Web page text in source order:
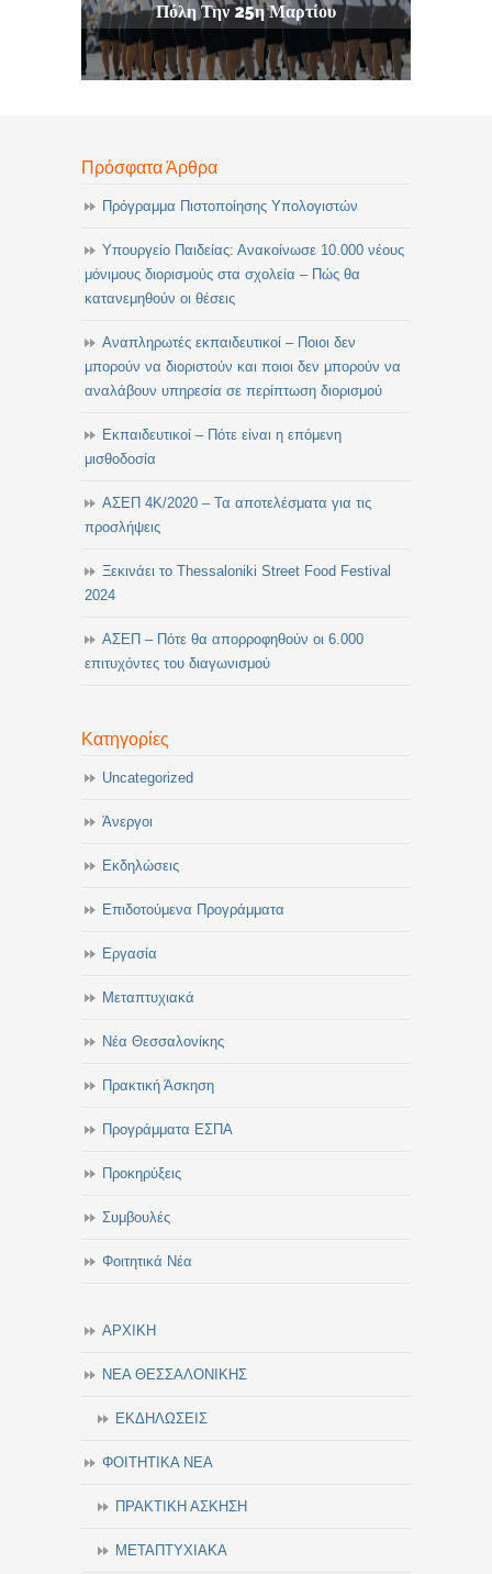
Πόλη Την 25η Μαρτίου
Πρόσφατα Άρθρα
Πρόγραμμα Πιστοποίησης Υπολογιστών
Υπουργείο Παιδείας: Ανακοίνωσε 10.000 νέους
μόνιμους διορισμούς στα σχολεία – Πώς θα
κατανεμηθούν οι θέσεις
Αναπληρωτές εκπαιδευτικοί – Ποιοι δεν
μπορούν να διοριστούν και ποιοι δεν μπορούν να
αναλάβουν υπηρεσία σε περίπτωση διορισμού
Εκπαιδευτικοί – Πότε είναι η επόμενη
μισθοδοσία
ΑΣΕΠ 4Κ/2020 – Τα αποτελέσματα για τις
προσλήψεις
Ξεκινάει το Thessaloniki Street Food Festival
2024
ΑΣΕΠ – Πότε θα απορροφηθούν οι 6.000
επιτυχόντες του διαγωνισμού
Κατηγορίες
Uncategorized
Άνεργοι
Εκδηλώσεις
Επιδοτούμενα Προγράμματα
Εργασία
Μεταπτυχιακά
Νέα Θεσσαλονίκης
Πρακτική Άσκηση
Προγράμματα ΕΣΠΑ
Προκηρύξεις
Συμβουλές
Φοιτητικά Νέα
ΑΡΧΙΚΗ
ΝΕΑ ΘΕΣΣΑΛΟΝΙΚΗΣ
ΕΚΔΗΛΩΣΕΙΣ
ΦΟΙΤΗΤΙΚΑ ΝΕΑ
ΠΡΑΚΤΙΚΗ ΑΣΚΗΣΗ
ΜΕΤΑΠΤΥΧΙΑΚΑ